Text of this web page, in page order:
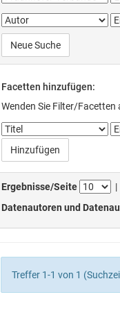
Neue Suche
Facetten hinzufügen:
Wenden Sie Filter/Facetten
Ergebnisse/Seite
Datenautoren und
Treffer 1-1 von 1